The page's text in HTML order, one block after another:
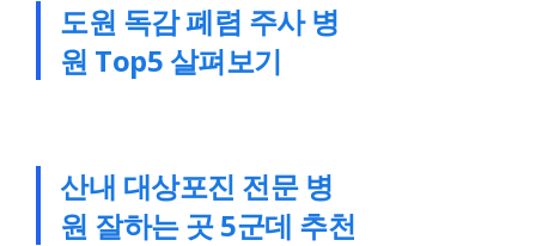
도원 독감 폐렴 주사 병
원 Top5 살펴보기
산내 대상포진 전문 병
원 잘하는 곳 5군데 추천